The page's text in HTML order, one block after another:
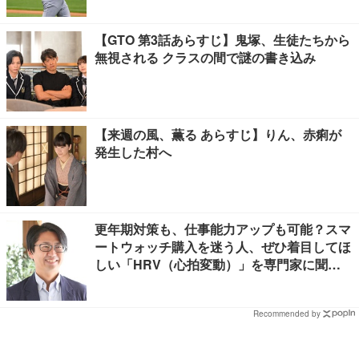
【GTO 第3話あらすじ】鬼塚、生徒たちから
無視される クラスの間で謎の書き込み
【来週の風、薫る あらすじ】りん、赤痢が
発生した村へ
更年期対策も、仕事能力アップも可能？スマ
ートウォッチ購入を迷う人、ぜひ着目してほ
しい「HRV（心拍変動）」を専門家に聞き
Recommended by